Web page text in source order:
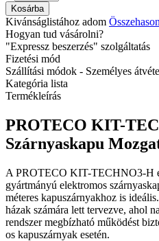
Kosárba
Kivánságlistához adom
Hogyan tud vásárolni?
"Expressz beszerzés" szolgáltatás
Fizetési mód
Szállítási módok - Személyes
Kategória lista
Termékleírás
PROTECO KIT-
Szárnyaskapu
A PROTECO KIT-TECHNO3-H
gyártmányú elektromos
méteres kapuszárnyakhoz is
házak számára lett tervezve, ahol
rendszer megbízható működést
os kapuszárnyak esetén.